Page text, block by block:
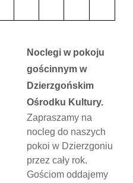
Noclegi w pokoju
gościnnym w
Dzierzgońskim
Ośrodku Kultury.
Zapraszamy na
nocleg do naszych
pokoi w Dzierzgoniu
przez cały rok.
Gościom oddajemy